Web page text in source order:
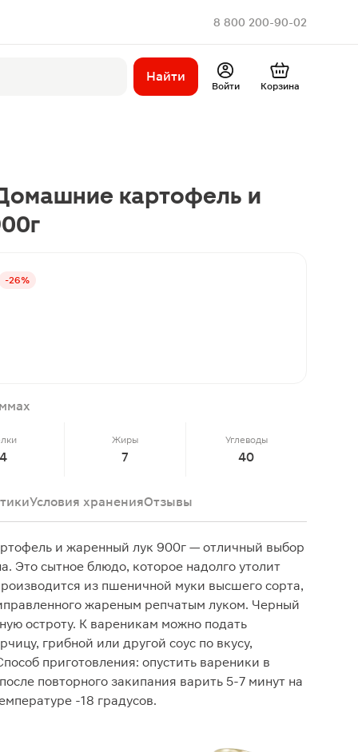
8 800 200-90-02
Найти
Войти Корзина
картофель и
-26%
Жиры
7
Углеводы
40
Условия храненияОтзывы
и жаренный лук 900г — отличный выбор
Это сытное блюдо, которое надолго утолит
из пшеничной муки высшего сорта,
жареным репчатым луком. Черный
остроту. К вареникам можно подать
грибной или другой соус по вкусу,
приготовления: опустить вареники в
повторного закипания варить 5-7 минут на
-18 градусов.